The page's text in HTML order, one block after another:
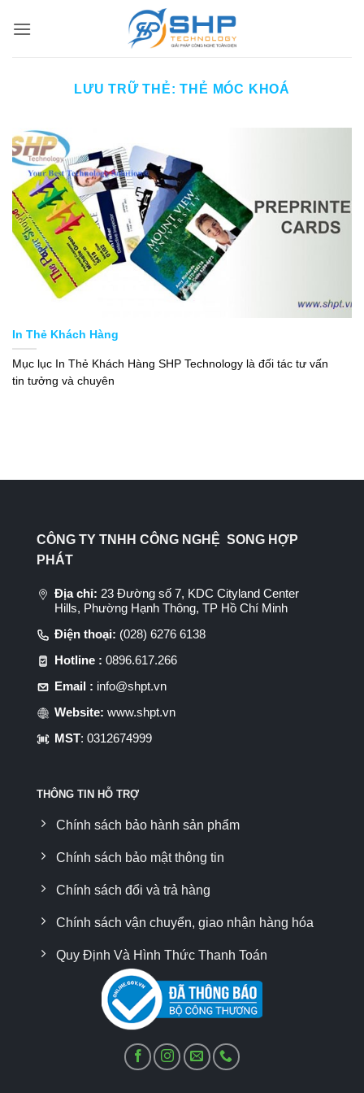
qua
LƯU TRỮ THẺ:THẺ MÓC KHOÁ
In Thẻ Khách Hàng
Mục lục In Thẻ Khách Hàng SHP Technology là đối tác tư vấn
tin tưởng và chuyên
CÔNG TY TNHH CÔNG NGHỆ SONG HỢP
PHÁT
Địa chỉ: 23 Đường số 7, KDC Cityland Center
Hills, Phường Hạnh Thông, TP Hồ Chí Minh
Điện thoại: (028) 6276 6138
Hotline : 0896.617.266
Email : info@shpt.vn
Website: www.shpt.vn
MST: 0312674999
THÔNG TIN HỖ TRỢ
Chính sách bảo hành sản phẩm
Chính sách bảo mật thông tin
Chính sách đổi và trả hàng
Chính sách vận chuyển, giao nhận hàng hóa
Quy Định Và Hình Thức Thanh Toán